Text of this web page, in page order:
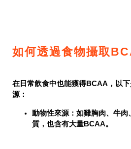
如何透過食物攝取
在日常飲食中也能獲得BCAA，以
源：
動物性來源 ：如雞胸肉、牛
質，也含有大量BCAA。